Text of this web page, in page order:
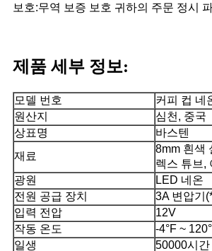
보호:무역 보증 보호 귀하의 주문 정시
제품 세부 정보:
모델 번호
커피 컵 네
원산지
심천, 중국
상표명
바스텐
재료
8mm 흰색
렉스 튜브,
광원
LED 네온
전원 공급 장치
3A 변압기
입력 전압
12V
작동 온도
-4°F ~
일생
50000시간